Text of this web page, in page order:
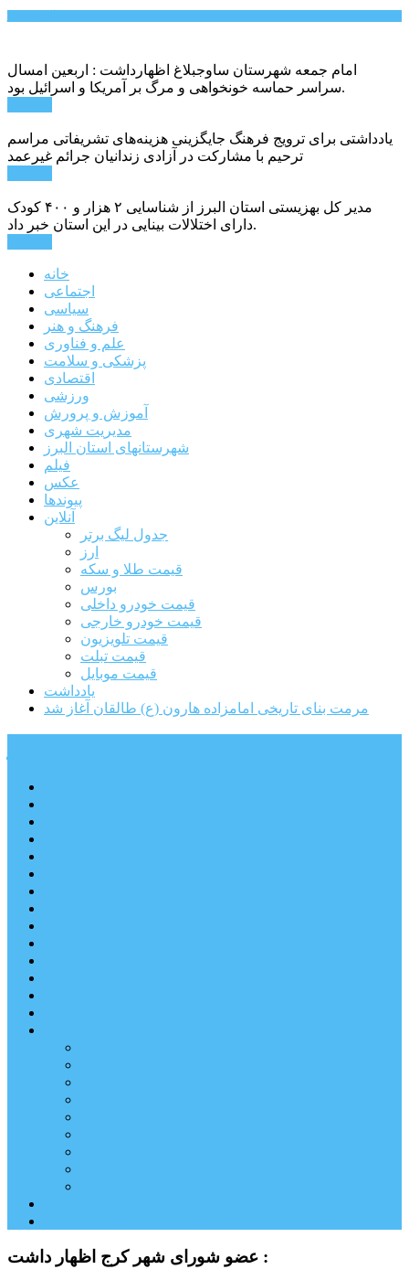
امام جمعه شهرستان ساوجبلاغ اظهارداشت : اربعین امسال
سراسر حماسه خونخواهی و مرگ بر آمریکا و اسرائیل بود.
یادداشتی برای ترویج فرهنگ جایگزینی هزینه‌های تشریفاتی مراسم
ترحیم با مشارکت در آزادی زندانیان جرائم غیرعمد
مدیر کل بهزیستی استان البرز از شناسایی ۲ هزار و ۴۰۰ کودک
دارای اختلالات بینایی در این استان خبر داد.
خانه
اجتماعی
سیاسی
فرهنگ و هنر
علم و فناوری
پزشکی و سلامت
اقتصادی
ورزشی
آموزش و پرورش
مدیریت شهری
شهرستانهای استان البرز
فیلم
عکس
پیوندها
آنلاین
جدول لیگ برتر
ارز
قیمت طلا و سکه
بورس
قیمت خودرو داخلی
قیمت خودرو خارجی
قیمت تلویزیون
قیمت تبلت
قیمت موبایل
یادداشت
مرمت بنای تاریخی امامزاده هارون (ع) طالقان آغاز شد
عضو شورای شهر کرج اظهار داشت :